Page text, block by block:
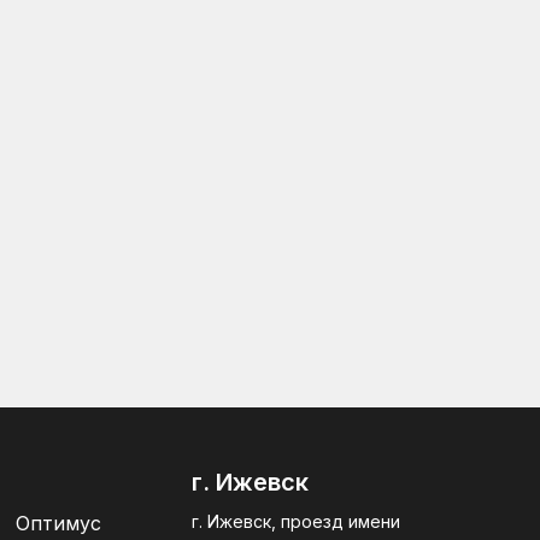
Оптимус
г. Ижевск
г. Ижевск, проезд имени